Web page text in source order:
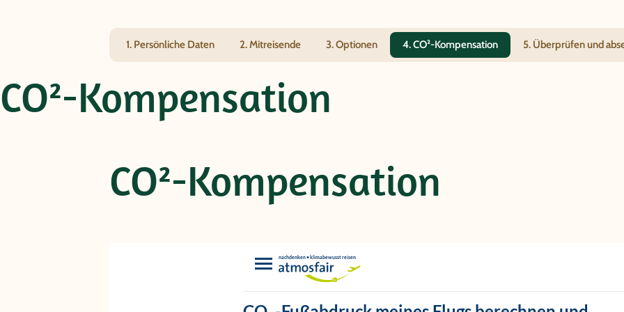
1. Persönliche Daten 2. Mitreisende 3. Optionen 4. CO²-Kompensation 5. Überprüfen und
CO²-Kompensation
CO²-Kompensation